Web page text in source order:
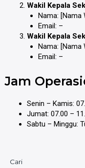
Wakil Kepala
Nama: [Nama
Email: –
Wakil Kepala
Nama: [Nama
Email: –
Jam
Senin – Kamis:
Jumat: 07.00 –
Sabtu – Minggu:
Cari